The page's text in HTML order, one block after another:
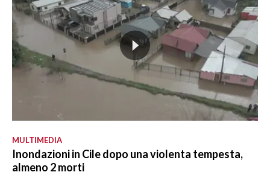
MULTIMEDIA
Inondazioni in Cile dopo una violenta tempesta,
almeno 2 morti